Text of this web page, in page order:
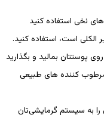
نخی استفاده کنید
است، استفاده کنید.
پوستتان بمالید و بگذارید
مرطوب کننده های طبیعی
را به سیستم گرمایشی‌تان